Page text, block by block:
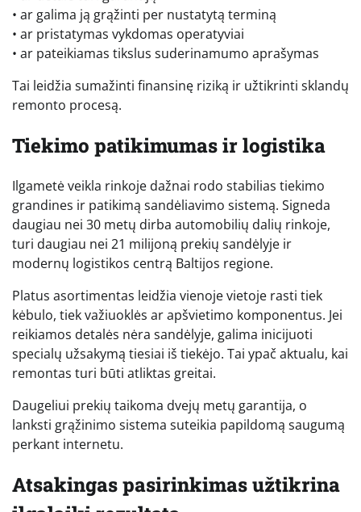
• ar galima ją grąžinti per nustatytą terminą
• ar pristatymas vykdomas operatyviai
• ar pateikiamas tikslus suderinamumo aprašymas
Tai leidžia sumažinti finansinę riziką ir užtikrinti sklandų
remonto procesą.
Tiekimo patikimumas ir logistika
Ilgametė veikla rinkoje dažnai rodo stabilias tiekimo
grandines ir patikimą sandėliavimo sistemą. Signeda
daugiau nei 30 metų dirba automobilių dalių rinkoje,
turi daugiau nei 21 milijoną prekių sandėlyje ir
modernų logistikos centrą Baltijos regione.
Platus asortimentas leidžia vienoje vietoje rasti tiek
kėbulo, tiek važiuoklės ar apšvietimo komponentus. Jei
reikiamos detalės nėra sandėlyje, galima inicijuoti
specialų užsakymą tiesiai iš tiekėjo. Tai ypač aktualu, kai
remontas turi būti atliktas greitai.
Daugeliui prekių taikoma dvejų metų garantija, o
lanksti grąžinimo sistema suteikia papildomą saugumą
perkant internetu.
Atsakingas pasirinkimas užtikrina